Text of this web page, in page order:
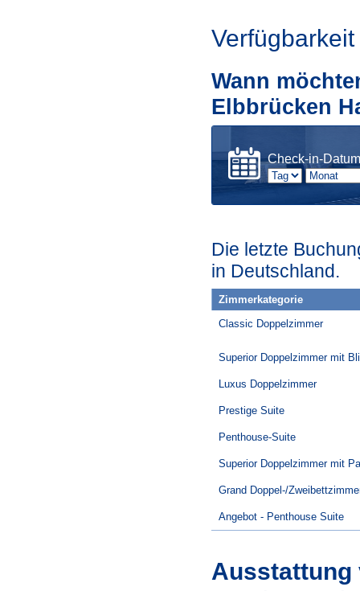
Verfügbarkeit
Wann
Elbbrücken
Check-in-Datum
Die letzte
in Deutschland.
Zimmerkategorie
Classic Doppelzimmer
Superior Doppelzimmer mit
Luxus Doppelzimmer
Prestige Suite
Penthouse-Suite
Superior Doppelzimmer mit
Grand Doppel-/
Angebot - Penthouse Suite
Ausstattung